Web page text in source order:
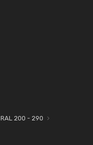
RAL 200 - 290